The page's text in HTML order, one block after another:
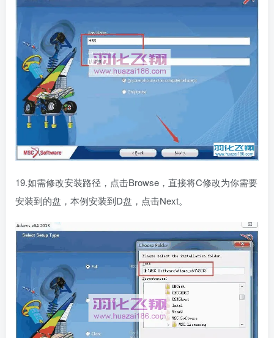
19.如需修改安装路径，点击Browse，直接将C修改为你需要
安装到的盘，本例安装到D盘，点击Next。